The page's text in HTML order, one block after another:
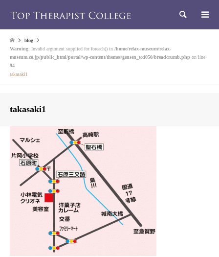
検索
blog
Warning: Invalid argument supplied for foreach() in /home/relax-museum/relax-
museum.co.jp/public_html/portal/wp-content/themes/gensen_tcd050/breadcrumb.php on line
94
takasaki1
takasaki1